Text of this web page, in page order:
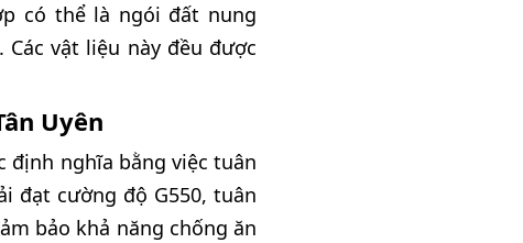
có thể là ngói đất nung
vật liệu này đều được
Uyên
định nghĩa bằng việc tuân
đạt cường độ G550, tuân
bảo khả năng chống ăn